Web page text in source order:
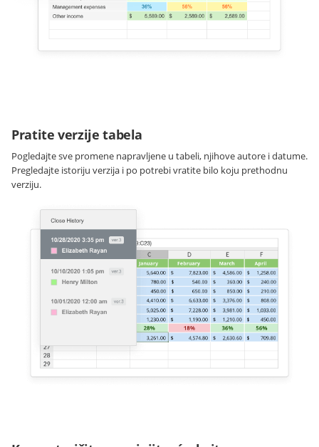
Pratite verzije tabela
Pogledajte sve promene napravljene u tabeli, njihove autore i datume.
Pregledajte istoriju verzija i po potrebi vratite bilo koju prethodnu
verziju.